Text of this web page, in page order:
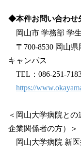
◆本件お問い合わせ
岡山市 学務部 学
〒700-8530 岡山県
キャンパス
TEL：086-251-
https://
＜岡山大学病院と
企業関係者の方）＞
岡山大学病院 新医